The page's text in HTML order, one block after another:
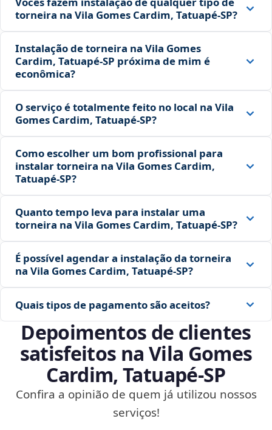
torneira na Vila Gomes Cardim, Tatuapé‑SP?
Instalação de torneira na Vila Gomes
Cardim, Tatuapé‑SP próxima de mim é
econômica?
O serviço é totalmente feito no local na Vila
Gomes Cardim, Tatuapé‑SP?
Como escolher um bom profissional para
instalar torneira na Vila Gomes Cardim,
Tatuapé‑SP?
Quanto tempo leva para instalar uma
torneira na Vila Gomes Cardim, Tatuapé‑SP?
É possível agendar a instalação da torneira
na Vila Gomes Cardim, Tatuapé‑SP?
Quais tipos de pagamento são aceitos?
Depoimentos de clientes
satisfeitos na Vila Gomes
Cardim, Tatuapé‑SP
Confira a opinião de quem já utilizou nossos
serviços!